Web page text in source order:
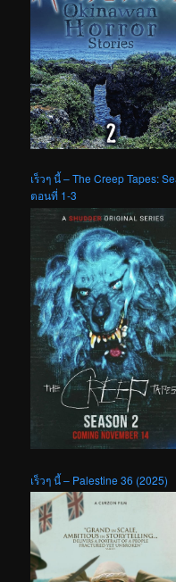
เร็วๆ นี้ – The Creep Tapes:
ตอนที่ 1-3
เร็วๆ นี้ – Palestine 36 (2025)